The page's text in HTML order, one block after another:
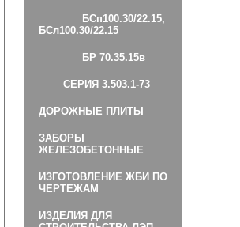
БСп100.30/22.15,
БСл100.30/22.15
БР 70.35.15в
СЕРИЯ 3.503.1-73
ДОРОЖНЫЕ ПЛИТЫ
ЗАБОРЫ
ЖЕЛЕЗОБЕТОННЫЕ
ИЗГОТОВЛЕНИЕ ЖБИ ПО
ЧЕРТЕЖАМ
ИЗДЕЛИЯ ДЛЯ